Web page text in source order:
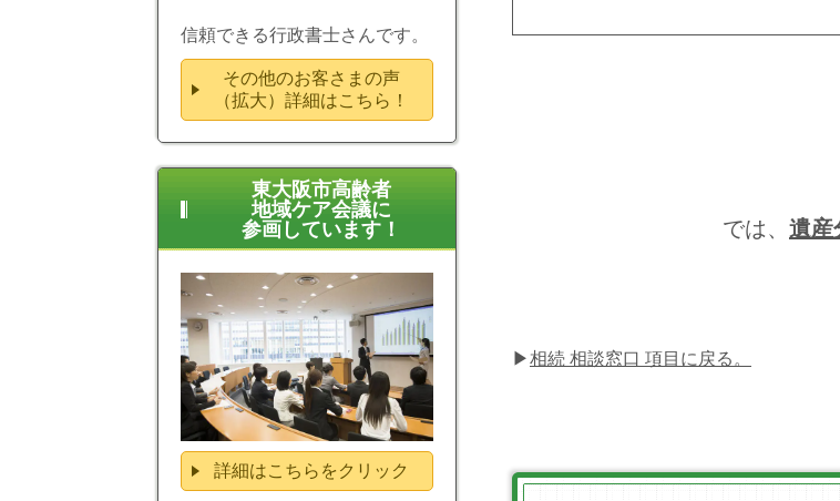
では、 遺産
▶相続 相談窓口 項目に戻る。
信頼できる行政書士さんです。
その他のお客さまの声
（拡大）詳細はこちら！
東大阪市高齢者
地域ケア会議に
参画しています！
詳細はこちらをクリック